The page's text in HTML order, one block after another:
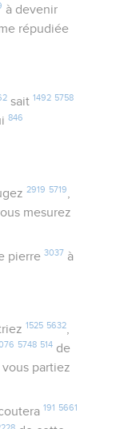
à devenir
répudiée
sait 1492 5758
846
2919 5719,
mesurez
pierre 3037 à
1525 5632,
5748 514 de
partiez
191 5661